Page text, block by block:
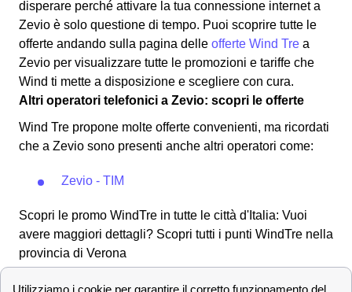
disperare perché attivare la tua connessione internet a
Zevio è solo questione di tempo. Puoi scoprire tutte le
offerte andando sulla pagina delle offerte Wind Tre a
Zevio per visualizzare tutte le promozioni e tariffe che
Wind ti mette a disposizione e scegliere con cura.
Altri operatori telefonici a Zevio: scopri le offerte
Wind Tre propone molte offerte convenienti, ma ricordati
che a Zevio sono presenti anche altri operatori come:
Zevio - TIM
Scopri le promo WindTre in tutte le città d'Italia: Vuoi
avere maggiori dettagli? Scopri tutti i punti WindTre nella
provincia di Verona
Contatta i numeri dell'assistenza clienti Wind Tre a